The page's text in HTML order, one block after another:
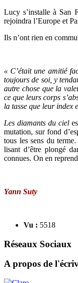
Lucy s’installe à San
rejoindra l’Europe et
Ils n’ont rien en
« C’était une amitié
toujours de soi, y
autre chose que la
ce que leurs corps
la tasse que leur index
Les diamants du ciel
mutation, sur fond
tous les sens du
lisant d’être plongé
connues. On en
Yann Suty
Vu : 5518
Réseaux Sociaux
A propos de